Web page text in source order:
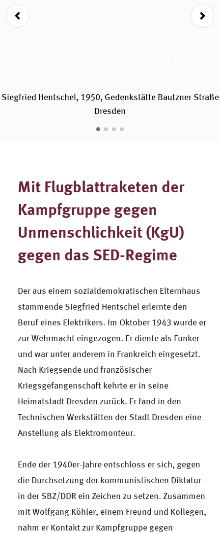
Siegfried Hentschel, 1950, Gedenkstätte Bautzner Straße
Dresden
Mit Flugblattraketen der
Kampfgruppe gegen
Unmenschlichkeit (KgU)
gegen das SED-Regime
Der aus einem sozialdemokratischen Elternhaus
stammende Siegfried Hentschel erlernte den
Beruf eines Elektrikers. Im Oktober 1943 wurde er
zur Wehrmacht eingezogen. Er diente als Funker
und war unter anderem in Frankreich eingesetzt.
Nach Kriegsende und französischer
Kriegsgefangenschaft kehrte er in seine
Heimatstadt Dresden zurück. Er fand in den
Technischen Werkstätten der Stadt Dresden eine
Anstellung als Elektromonteur.
Ende der 1940er-Jahre entschloss er sich, gegen
die Durchsetzung der kommunistischen Diktatur
in der SBZ/DDR ein Zeichen zu setzen. Zusammen
mit Wolfgang Köhler, einem Freund und Kollegen,
nahm er Kontakt zur Kampfgruppe gegen